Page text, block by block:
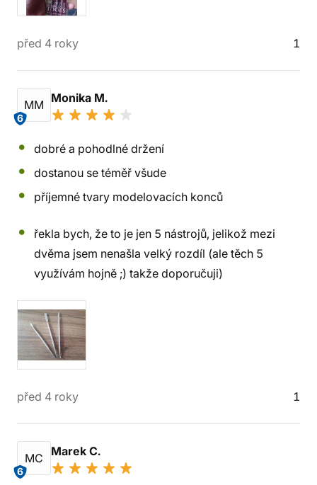
před 4 roky 1
MM
6
Monika M.
dobré a pohodlné držení
dostanou se téměř všude
příjemné tvary modelovacích konců
řekla bych, že to je jen 5 nástrojů, jelikož mezi
dvěma jsem nenašla velký rozdíl (ale těch 5
využívám hojně ;) takže doporučuji)
před 4 roky 1
MC
6
Marek C.